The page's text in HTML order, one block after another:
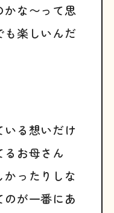
かな〜って思
も楽しいんだ
いる想いだけ
るお母さん
ったりしな
が一番にあ